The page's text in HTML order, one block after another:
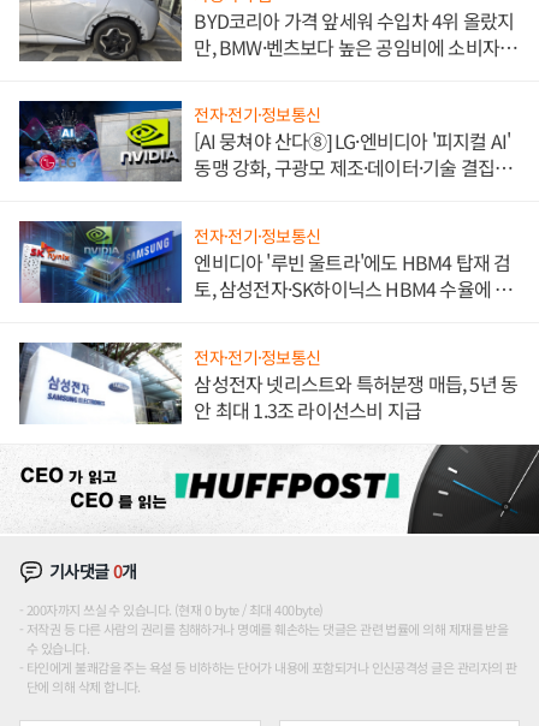
BYD코리아 가격 앞세워 수입차 4위 올랐지
만, BMW·벤츠보다 높은 공임비에 소비자
전자·전기·정보통신
[AI 뭉쳐야 산다⑧] LG·엔비디아 '피지컬 AI'
동맹 강화, 구광모 제조·데이터·기술 결집
전자·전기·정보통신
엔비디아 '루빈 울트라'에도 HBM4 탑재 검
토, 삼성전자·SK하이닉스 HBM4 수율에 주
전자·전기·정보통신
삼성전자 넷리스트와 특허분쟁 매듭, 5년 동
안 최대 1.3조 라이선스비 지급
기사댓글0개
200자까지 쓰실 수 있습니다. (현재 0 byte / 최대 400byte)
저작권 등 다른 사람의 권리를 침해하거나 명예를 훼손하는 댓글은 관련 법률에 의해 제재를 받을
수 있습니다.
타인에게 불쾌감을 주는 욕설 등 비하하는 단어가 내용에 포함되거나 인신공격성 글은 관리자의 판
단에 의해 삭제 합니다.